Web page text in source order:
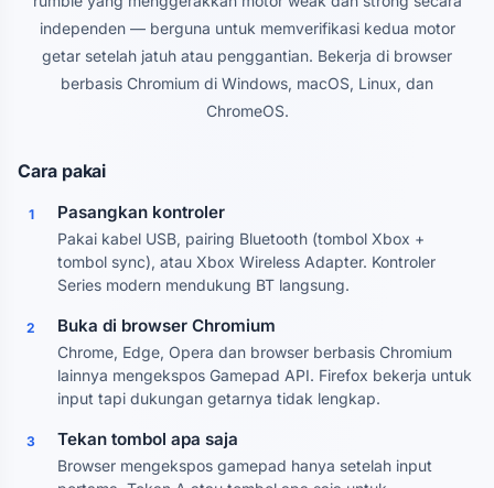
independen — berguna untuk memverifikasi kedua motor
getar setelah jatuh atau penggantian. Bekerja di browser
berbasis Chromium di Windows, macOS, Linux, dan
ChromeOS.
Cara pakai
1 Pasangkan kontroler
Pakai kabel USB, pairing Bluetooth (tombol Xbox +
tombol sync), atau Xbox Wireless Adapter. Kontroler
Series modern mendukung BT langsung.
2 Buka di browser Chromium
Chrome, Edge, Opera dan browser berbasis Chromium
lainnya mengekspos Gamepad API. Firefox bekerja untuk
input tapi dukungan getarnya tidak lengkap.
3 Tekan tombol apa saja
Browser mengekspos gamepad hanya setelah input